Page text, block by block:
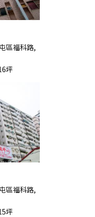
區福科路,
坪
區福科路,
坪